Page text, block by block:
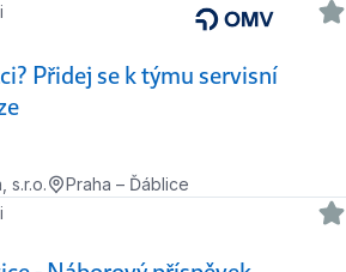
Přidej se k týmu servisní
s.r.o.
Praha – Ďáblice